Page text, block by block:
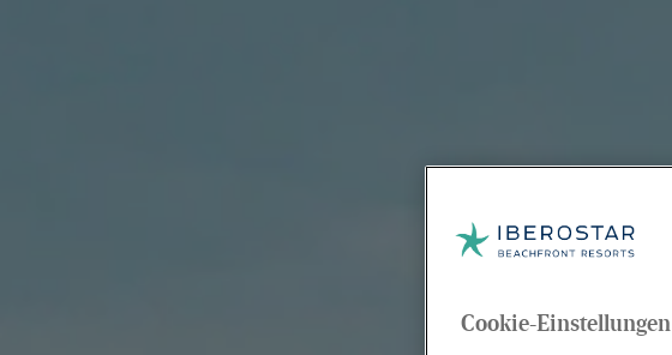
Cookie-Einstellungen